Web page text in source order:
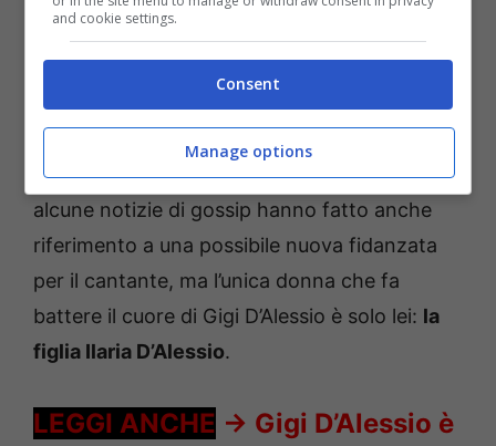
Come abbiamo avuto modo di spiegare,
D’Alessioa seguito dell’addio ad Anna
Tatangelo ha concentrato tutto il suo tempo
nella realizzazione dei nuovi progetti
lavorativi che lo riguardano. Nel frattempo,
alcune notizie di gossip hanno fatto anche
riferimento a una possibile nuova fidanzata
per il cantante, ma l’unica donna che fa
battere il cuore di Gigi D’Alessio è solo lei: la
figlia Ilaria D’Alessio.
LEGGI ANCHE -> Gigi D’Alessio è
and cookie settings.
Consent
Manage options